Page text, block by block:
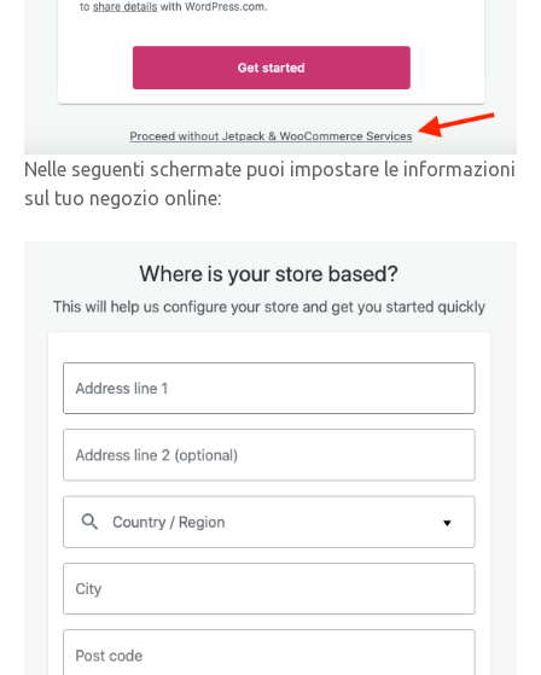
Nelle seguenti schermate puoi impostare le informazioni
sul tuo negozio online: